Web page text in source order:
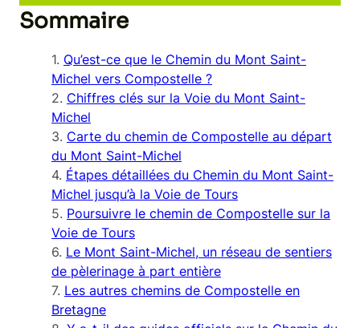
Sommaire
Qu’est-ce que le Chemin du Mont Saint-
Michel vers Compostelle ?
Chiffres clés sur la Voie du Mont Saint-
Michel
Carte du chemin de Compostelle au départ
du Mont Saint-Michel
Étapes détaillées du Chemin du Mont Saint-
Michel jusqu’à la Voie de Tours
Poursuivre le chemin de Compostelle sur la
Voie de Tours
Le Mont Saint-Michel, un réseau de sentiers
de pèlerinage à part entière
Les autres chemins de Compostelle en
Bretagne